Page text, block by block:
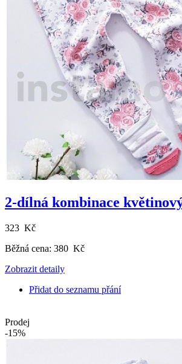
2-dílná kombinace
323 Kč
Běžná cena: 380 Kč
Zobrazit detaily
Přidat do seznamu přání
Prodej
-15%